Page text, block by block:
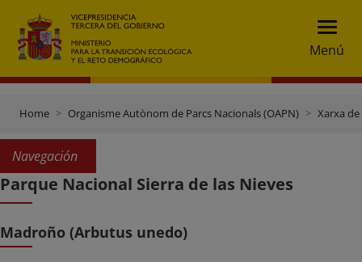
Menú
Home Organisme Autònom de Parcs Nacionals (OAPN) Xarxa
Navegación
Parque Nacional Sierra de las Nieves
Madroño (Arbutus unedo)